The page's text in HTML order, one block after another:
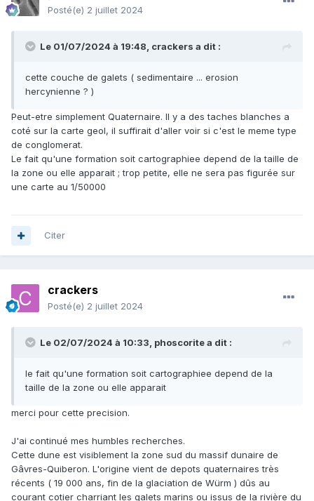
Posté(e) 2 juillet 2024
Le 01/07/2024 à 19:48, crackers a dit :
cette couche de galets ( sedimentaire ... erosion
hercynienne ? )
Peut-etre simplement Quaternaire. Il y a des taches blanches a
coté sur la carte geol, il suffirait d'aller voir si c'est le meme type
de conglomerat.
Le fait qu'une formation soit cartographiee depend de la taille de
la zone ou elle apparait ; trop petite, elle ne sera pas figurée sur
une carte au 1/50000
Citer
crackers
Posté(e) 2 juillet 2024
Le 02/07/2024 à 10:33, phoscoritea dit :
le fait qu'une formation soit cartographiee depend de la
taille de la zone ou elle apparait
merci pour cette precision.
J'ai continué mes humbles recherches.
Cette dune est visiblement la zone sud du massif dunaire de
Gâvres-Quiberon. L'origine vient de depots quaternaires très
récents ( 19 000 ans, fin de la glaciation de Würm ) dûs au
courant cotier charriant les galets marins ou issus de la rivière du